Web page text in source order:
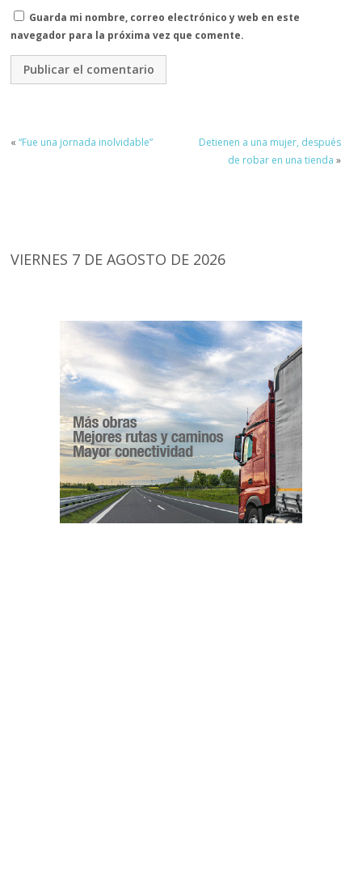
Guarda mi nombre, correo electrónico y web en este
navegador para la próxima vez que comente.
«“Fue una jornada inolvidable”
Detienen a una mujer, después
de robar en una tienda »
VIERNES 7 DE AGOSTO DE 2026